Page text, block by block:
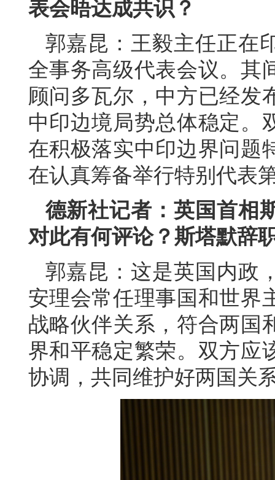
表会晤达成共识？
郭嘉昆：王毅主任正在
全事务高级代表会议。其
顾问多瓦尔，中方已经发
中印边境局势总体稳定。
在积极落实中印边界问题
在认真筹备举行特别代表
德新社记者：英国首相
对此有何评论？斯塔默辞
郭嘉昆：这是英国内政
安理会常任理事国和世界
战略伙伴关系，符合两国
界和平稳定繁荣。双方应
协调，共同维护好两国关